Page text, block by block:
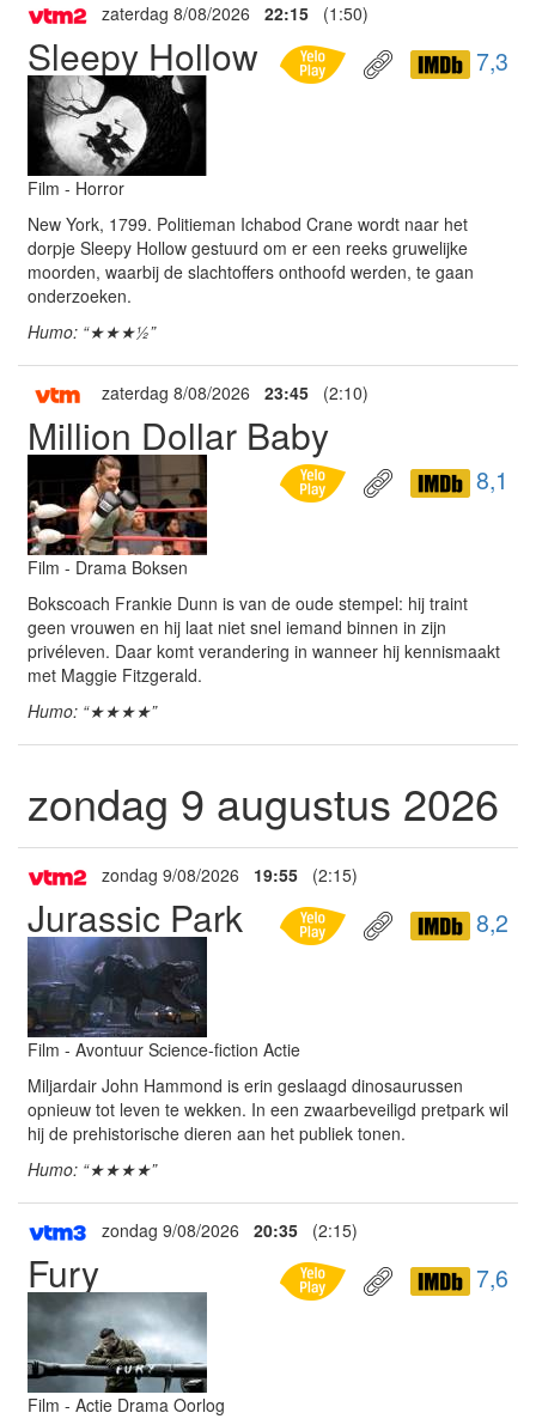
zaterdag 8/08/2026 22:15 (1:50)
Sleepy Hollow 7,3
Film - Horror
New York, 1799. Politieman Ichabod Crane wordt naar het
dorpje Sleepy Hollow gestuurd om er een reeks gruwelijke
moorden, waarbij de slachtoffers onthoofd werden, te gaan
onderzoeken.
Humo: “★★★½”
zaterdag 8/08/2026 23:45 (2:10)
Million Dollar Baby
8,1
Film - Drama Boksen
Bokscoach Frankie Dunn is van de oude stempel: hij traint
geen vrouwen en hij laat niet snel iemand binnen in zijn
privéleven. Daar komt verandering in wanneer hij kennismaakt
met Maggie Fitzgerald.
Humo: “★★★★”
zondag 9 augustus 2026
zondag 9/08/2026 19:55 (2:15)
Jurassic Park 8,2
Film - Avontuur Science-fiction Actie
Miljardair John Hammond is erin geslaagd dinosaurussen
opnieuw tot leven te wekken. In een zwaarbeveiligd pretpark wil
hij de prehistorische dieren aan het publiek tonen.
Humo: “★★★★”
zondag 9/08/2026 20:35 (2:15)
Fury 7,6
Film - Actie Drama Oorlog